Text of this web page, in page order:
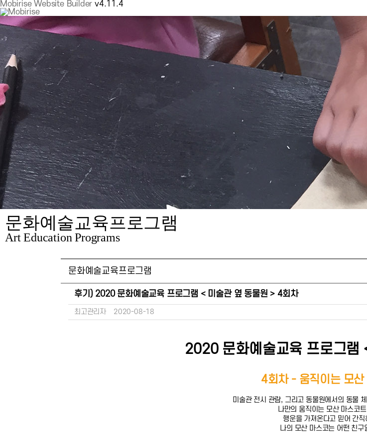
Mobirise Website Builder v4.11.4
문화예술교육프로그램
Art Education Programs
문화예술교육프로그램
후기) 2020 문화예술교육 프로그램 < 미술관 옆 동물원 > 4회차
최고관리자 2020-08-18
2020 문화예술교육 프로그램
4회차 - 움직이는 모산
미술관 전시 관람, 그리고 동물원에서의 동물
나만의 움직이는 모산 마스코
행운을 가져온다고 믿어 간
나의 모산 마스코는 어떤 친